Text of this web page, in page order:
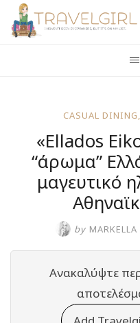
Skip
CASUAL DINING,
«Ellados
“άρωμα”
μαγευτικό
by
Ανακαλύψτε